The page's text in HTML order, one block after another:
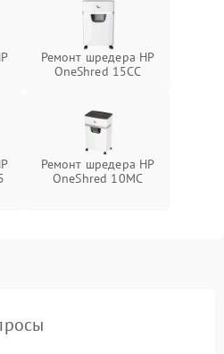
Ремонт шредера HP
OneShred 15CC
Ремонт шредера HP
OneShred 10MC